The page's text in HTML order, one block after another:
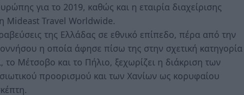
για το 2019, καθώς και η εταιρία διαχείρισης
Mideast Travel Worldwide.
της Ελλάδας σε εθνικό επίπεδο, πέρα από την
η οποία άφησε πίσω της στην σχετική κατηγορία
το Μέτσοβο και το Πήλιο, ξεχωρίζει η διάκριση των
προορισμού και των Χανίων ως κορυφαίου